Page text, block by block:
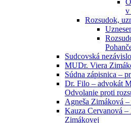
v
Rozsudok,
Sudcovská
MUDr. Viera
Súdna zápisnica –
Dr. Filo – advokát
Odvolanie proti
Agneša Zimáková
Kauza Cervanová
Zimákovej